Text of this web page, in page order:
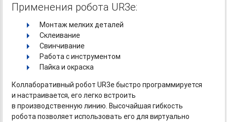
Применения робота UR3e:
Монтаж мелких деталей
Склеивание
Свинчивание
Работа с инструментом
Пайка и окраска
Коллаборативный робот UR3e быстро программируется
и настраивается, его легко встроить
в производственную линию. Высочайшая гибкость
робота позволяет использовать его для виртуально